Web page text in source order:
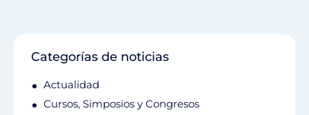
Categorías de noticias
Actualidad
Cursos, Simposios y Congresos